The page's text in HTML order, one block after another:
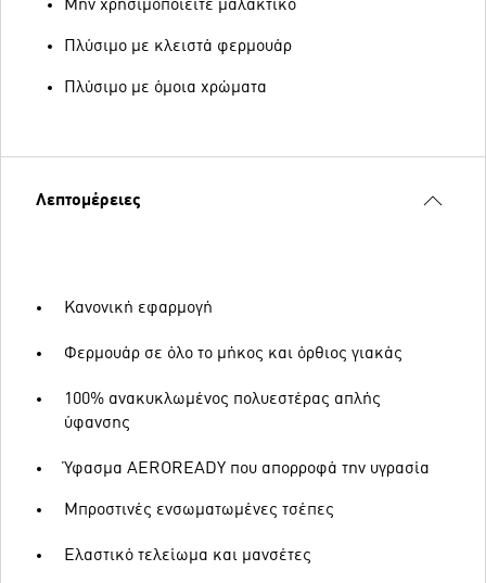
Μην χρησιμοποιείτε μαλακτικό
Πλύσιμο με κλειστά φερμουάρ
Πλύσιμο με όμοια χρώματα
Λεπτομέρειες
Κανονική εφαρμογή
Φερμουάρ σε όλο το μήκος και όρθιος γιακάς
100% ανακυκλωμένος πολυεστέρας απλής
ύφανσης
Ύφασμα AEROREADY που απορροφά την υγρασία
Μπροστινές ενσωματωμένες τσέπες
Ελαστικό τελείωμα και μανσέτες